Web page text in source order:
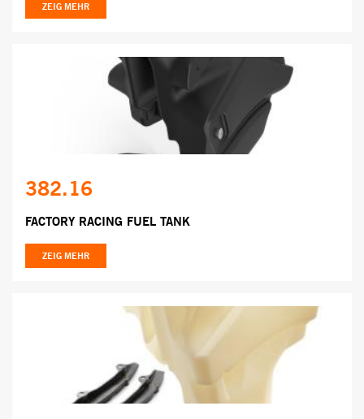
ZEIG MEHR
382.16
FACTORY RACING FUEL TANK
ZEIG MEHR